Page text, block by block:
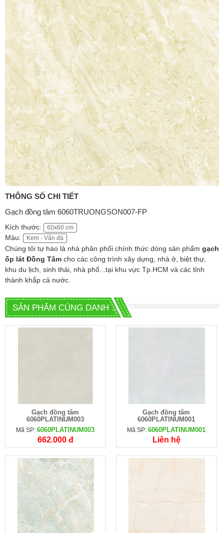
THÔNG SỐ CHI TIẾT
Gạch đồng tâm 6060TRUONGSON007-FP
Kích thước: 60x60 cm
Màu: Kem - Vân đá
Chúng tôi tự hào là nhà phân phối chính thức dòng sản phẩm gạch
ốp lát Đồng Tâm cho các công trình xây dựng, nhà ở, biệt thự,
khu du lịch, sinh thái, nhà phố...tại khu vực Tp.HCM và các tỉnh
thành khắp cả nước.
SẢN PHẨM CÙNG DANH MỤC
Gạch đồng tâm
6060PLATINUM003
Mã SP:6060PLATINUM003
662.000 đ
Gạch đồng tâm
6060PLATINUM001
Mã SP:6060PLATINUM001
Liên hệ